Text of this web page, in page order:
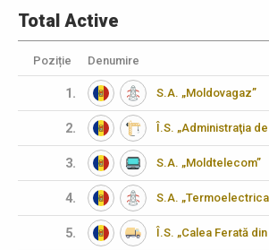
Total Active
Poziție Denumire
1. S.A. „Moldovagaz”
2. Î.S. „Administraţia
3. S.A. „Moldtelecom”
4. S.A.
5. Î.S. „Calea Ferată